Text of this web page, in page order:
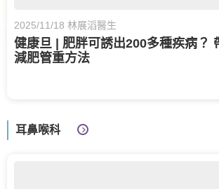
2025/11/18 林展滔醫生
健康旦 | 肥胖可誘出200多種疾病？
減肥管重方法
耳鼻喉科